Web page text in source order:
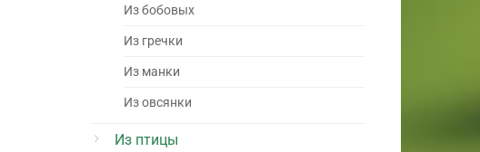
Из бобовых
Из гречки
Из манки
Из овсянки
Из птицы